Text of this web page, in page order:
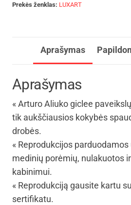
Prekės ženklas: LUXART
Aprašymas
Aprašymas
« Arturo Aliuko giclee
tik aukščiausios kokybės
drobės.
« Reprodukcijos
medinių porėmių, nulakuotos
kabinimui.
« Reprodukciją gausite kartu
sertifikatu.